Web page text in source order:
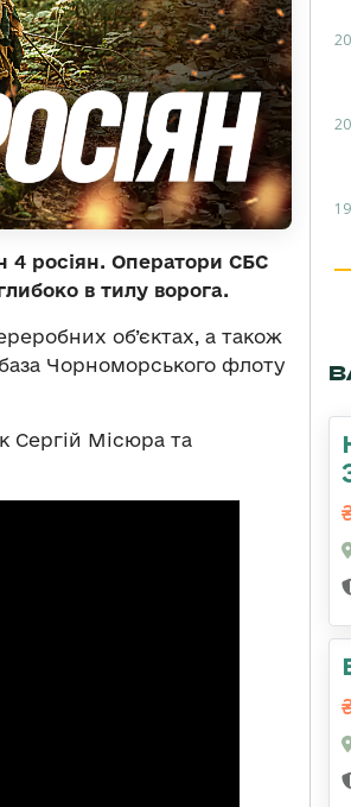
4 росіян. Оператори СБС
в тилу ворога.
об’єктах, а також
Чорноморського флоту
Сергій Місюра та